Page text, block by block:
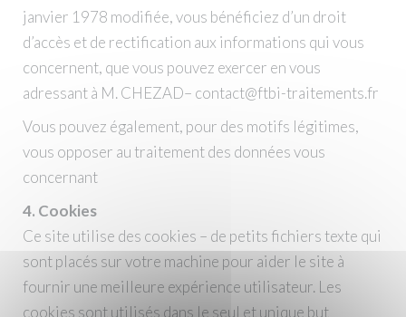
janvier 1978 modifiée, vous bénéficiez d’un droit
d’accès et de rectification aux informations qui vous
concernent, que vous pouvez exercer en vous
adressant à M. CHEZAD– contact@ftbi-traitements.fr
Vous pouvez également, pour des motifs légitimes,
vous opposer au traitement des données vous
concernant
4. Cookies
Ce site utilise des cookies – de petits fichiers texte qui
sont placés sur votre machine pour aider le site à
fournir une meilleure expérience utilisateur. Les
cookies sont utilisés dans le seul et unique but